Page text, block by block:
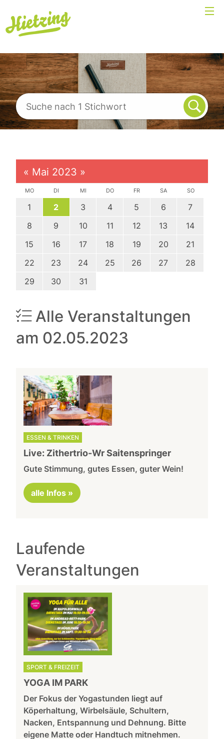
« Mai 2023 »
MO DI MI DO FR SA SO
1 2 3 4 5 6
7
8
9 10 11 12 13
14
15
16 17 18 19 20
21
22
23 24 25 26 27
28
29
30 31
Alle Veranstaltungen
am 02.05.2023
ESSEN & TRINKEN
Live: Zithertrio-Wr Saitenspringer
Gute Stimmung, gutes Essen, guter Wein!
alle Infos »
Laufende
Veranstaltungen
SPORT & FREIZEIT
YOGA IM PARK
Der Fokus der Yogastunden liegt auf
Köperhaltung, Wirbelsäule, Schultern,
Nacken, Entspannung und Dehnung. Bitte
eigene Matte oder Handtuch mitnehmen.